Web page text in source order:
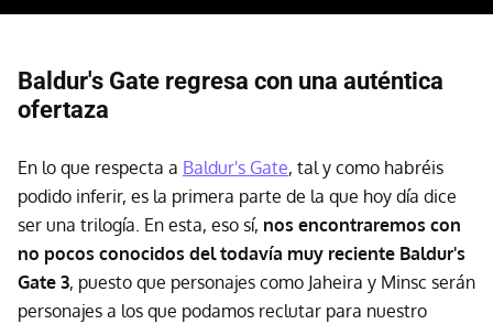
Baldur's Gate regresa con una auténtica
ofertaza
En lo que respecta a Baldur's Gate, tal y como habréis
podido inferir, es la primera parte de la que hoy día dice
ser una trilogía. En esta, eso sí, nos encontraremos con
no pocos conocidos del todavía muy reciente Baldur's
Gate 3, puesto que personajes como Jaheira y Minsc serán
personajes a los que podamos reclutar para nuestro